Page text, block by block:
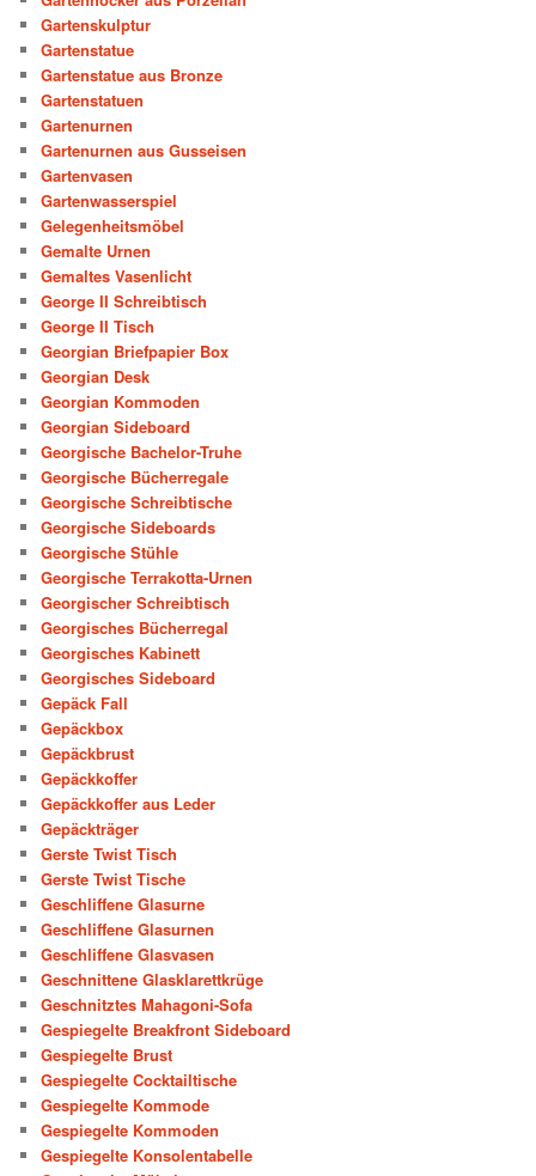
Gartenskulptur
Gartenstatue
Gartenstatue aus Bronze
Gartenstatuen
Gartenurnen
Gartenurnen aus Gusseisen
Gartenvasen
Gartenwasserspiel
Gelegenheitsmöbel
Gemalte Urnen
Gemaltes Vasenlicht
George II Schreibtisch
George II Tisch
Georgian Briefpapier Box
Georgian Desk
Georgian Kommoden
Georgian Sideboard
Georgische Bachelor-Truhe
Georgische Bücherregale
Georgische Schreibtische
Georgische Sideboards
Georgische Stühle
Georgische Terrakotta-Urnen
Georgischer Schreibtisch
Georgisches Bücherregal
Georgisches Kabinett
Georgisches Sideboard
Gepäck Fall
Gepäckbox
Gepäckbrust
Gepäckkoffer
Gepäckkoffer aus Leder
Gepäckträger
Gerste Twist Tisch
Gerste Twist Tische
Geschliffene Glasurne
Geschliffene Glasurnen
Geschliffene Glasvasen
Geschnittene Glasklarettkrüge
Geschnitztes Mahagoni-Sofa
Gespiegelte Breakfront Sideboard
Gespiegelte Brust
Gespiegelte Cocktailtische
Gespiegelte Kommode
Gespiegelte Kommoden
Gespiegelte Konsolentabelle